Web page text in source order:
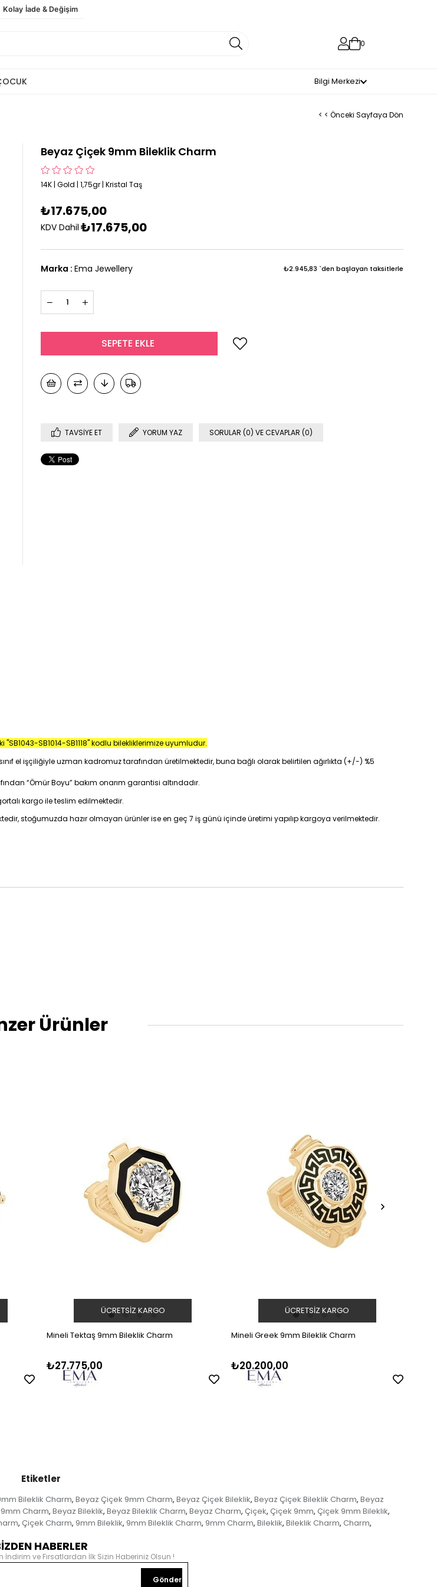
Kolay İade & Değişim
0
Bilgi Merkezi
< < Önceki Sayfaya Dön
Beyaz Çiçek 9mm Bileklik Charm
14K | Gold | 1,75gr | Kristal Taş
₺17.675,00
KDV Dahil ₺17.675,00
Marka : Ema Jewellery ₺2.945,83 `den başlayan taksitlerle
TAVSIYE ET YORUM YAZ SORULAR (0) VE CEVAPLAR (0)
"SB1043-SB1014-SB1118" kodlu bilekliklerimize uyumludur.
sınıf el işçiliğiyle uzman kadromuz tarafından üretilmektedir, buna bağlı olarak belirtilen ağırlıkta (+/-) %5
“Ömür Boyu” bakım onarım garantisi altındadır.
kargo ile teslim edilmektedir.
stoğumuzda hazır olmayan ürünler ise en geç 7 iş günü içinde üretimi yapılıp kargoya verilmektedir.
Ürünler
Mineli Tektaş 9mm Bileklik Charm
₺27.775,00
ÜCRETSIZ KARGO
Mineli Greek 9mm Bileklik Charm
₺20.200,00
ÜCRETSIZ KARGO
Etiketler
Bileklik Charm, Beyaz Çiçek 9mm Charm, Beyaz Çiçek Bileklik, Beyaz Çiçek Bileklik Charm, Beyaz
Charm, Beyaz Bileklik, Beyaz Bileklik Charm, Beyaz Charm, Çiçek, Çiçek 9mm, Çiçek 9mm Bileklik,
, Çiçek Charm, 9mm Bileklik, 9mm Bileklik Charm, 9mm Charm, Bileklik, Bileklik Charm, Charm,
HABERLER
İndirim ve Fırsatlardan İlk Sizin Haberiniz Olsun !
Gönder